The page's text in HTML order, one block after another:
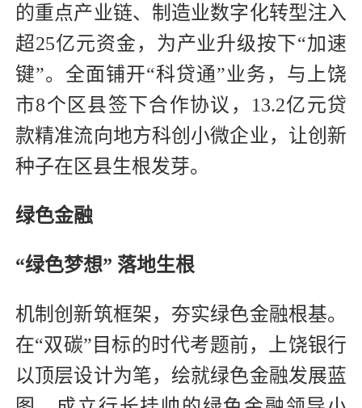
的重点产业链、制造业数字化转型注入
超25亿元资金，为产业升级按下“加速
键”。全面铺开“科贷通”业务，与上饶
市8个区县签下合作协议，13.2亿元贷
款精准流向地方科创小微企业，让创新
种子在区县生根发芽。
绿色金融
“绿色梦想” 落地生根
机制创新筑框架，夯实绿色金融根基。
在“双碳”目标的时代考题前，上饶银行
以顶层设计为笔，绘就绿色金融发展蓝